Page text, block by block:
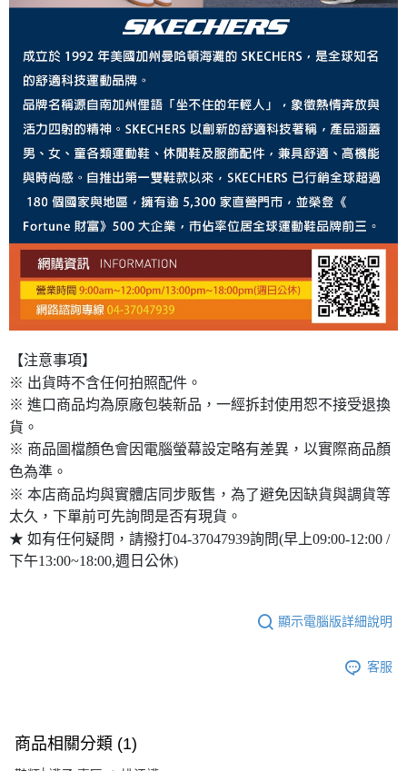
【注意事項】
※ 出貨時不含任何拍照配件。
※ 進口商品均為原廠包裝新品，一經拆封使用恕不接受退換
貨。
※ 商品圖檔顏色會因電腦螢幕設定略有差異，以實際商品顏
色為準。
※ 本店商品均與實體店同步販售，為了避免因缺貨與調貨等
太久，下單前可先詢問是否有現貨。
★ 如有任何疑問，請撥打04-37047939詢問(早上09:00-12:00 /
下午13:00~18:00,週日公休)
顯示電腦版詳細說明
客服
商品相關分類 (1)